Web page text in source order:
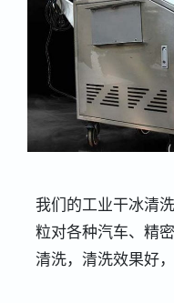
我们的工业干冰清
粒对各种汽车、精
清洗，清洗效果好，